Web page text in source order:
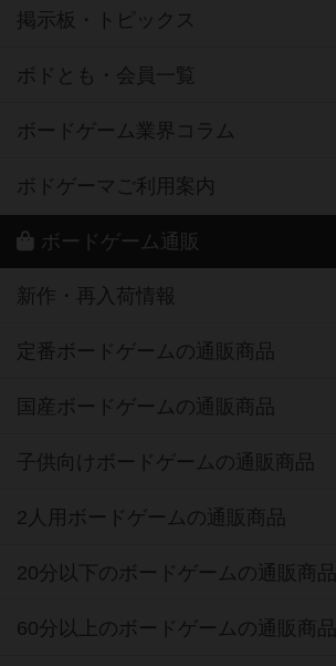
掲示板・トピックス
ボドとも・会員一覧
ボードゲーム業界コラム
ボドゲーマご利用案内
ボードゲーム通販
新作・再入荷情報
定番ボードゲームの通販商品
国産ボードゲームの通販商品
子供向けボードゲームの通販商品
2人用ボードゲームの通販商品
20分以下のボードゲームの通販商品
60分以上のボードゲームの通販商品